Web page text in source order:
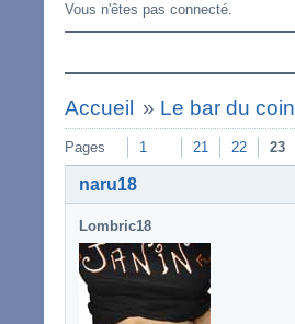
Vous n'êtes pas connecté.
Accueil » Le bar du coin
Pages 1 21 22 23
naru18
Lombric18